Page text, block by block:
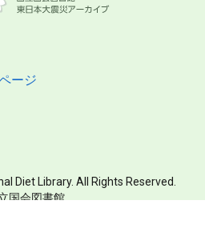
ージ
Diet Library. All Rights Reserved.